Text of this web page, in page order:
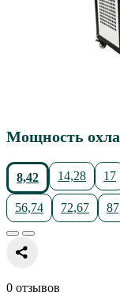
Мощность
8,42 14,28 17
56,74 72,67
0 отзывов